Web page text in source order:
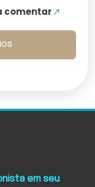
comentar
em seu